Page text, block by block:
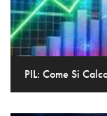
PIL: Come Si